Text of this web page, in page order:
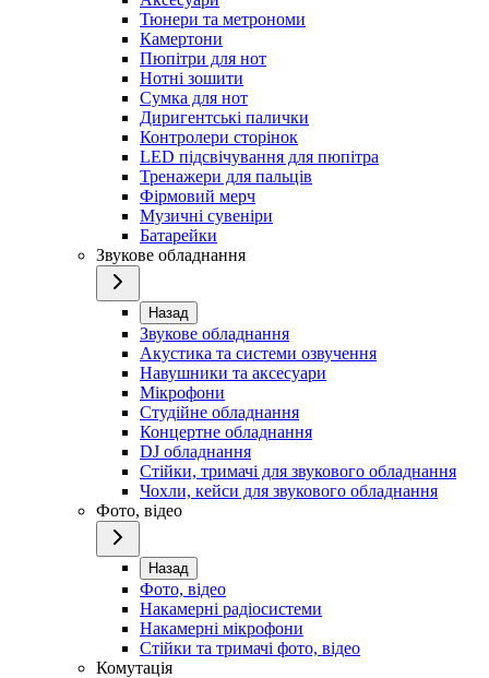
Тюнери та метрономи
Камертони
Пюпітри для нот
Нотні зошити
Сумка для нот
Диригентські палички
Контролери сторінок
LED підсвічування для пюпітра
Тренажери для пальців
Фірмовий мерч
Музичні сувеніри
Батарейки
Звукове обладнання
Назад
Звукове обладнання
Акустика та системи озвучення
Навушники та аксесуари
Мікрофони
Студійне обладнання
Концертне обладнання
DJ обладнання
Стійки, тримачі для звукового обладнання
Чохли, кейси для звукового обладнання
Фото, відео
Назад
Фото, відео
Накамерні радіосистеми
Накамерні мікрофони
Стійки та тримачі фото, відео
Комутація